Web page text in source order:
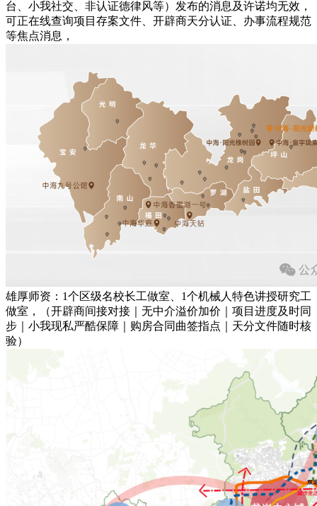
台、小我社交、非认证德律风等）发布的消息及许诺均无效，
可正在线查询项目存案文件、开辟商天分认证、办事流程规范
等焦点消息，
雄厚师资：1个区级名校长工做室、1个机械人特色讲授研究工
做室，（开辟商间接对接｜无中介溢价加价｜项目进度及时同
步｜小我现私严酷保障｜购房合同曲签指点｜天分文件随时核
验）